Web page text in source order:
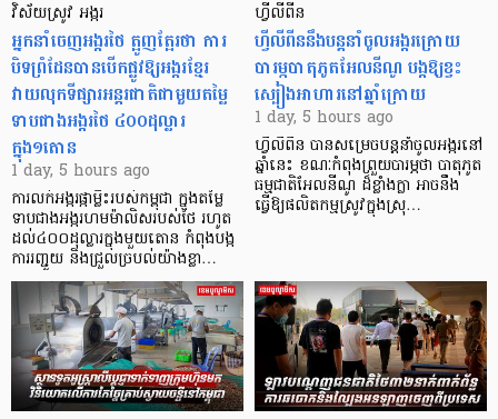
វិស័យស្រូវ អង្ករ
អ្នកនាំចេញអង្ករថៃ ត្អូញត្អែរថា ការ
បិទព្រំដែនបានបើកផ្លូវឱ្យអង្ករខ្មែរ
វាយលុកទីផ្សារអន្តរជាតិជាមួយតម្លៃ
ទាបជាងអង្ករថៃ ៤០០ដុល្លារ
ក្នុង១តោន
1 day, 5 hours ago
ការលក់អង្ករផ្កាម្លិះរបស់កម្ពុជា ក្នុងតម្លៃ
ទាបជាងអង្ករហមម៉ាលិសរបស់ថៃ រហូត
ដល់៤០០ដុល្លារក្នុងមួយតោន កំពុងបង្ក
ការរញ្ជួយ និងជ្រួលច្របល់យ៉ាងខ្លា…
ហ្វីលីពីន
ហ្វីលីពីននឹងបន្តនាំចូលអង្ករក្រោយ
បារម្ភបាតុភូតអែលនីណូ បង្កឱ្យខ្វះ
ស្បៀងអាហារនៅឆ្នាំក្រោយ
1 day, 5 hours ago
ហ្វីលីពីន បាន​សម្រេចបន្តនាំចូលអង្ករនៅ
ឆ្នាំនេះ ខណៈកំពុងព្រួយបារម្ភថា បាតុភូត
ធម្មជាតិអែលនីណូ ដ៏ខ្លាំងក្លា​ អាចនឹង
ធ្វើឱ្យផលិតកម្មស្រូវក្នុងស្រុ…